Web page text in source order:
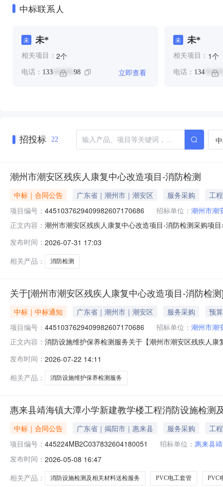
中标联系人
未 未*
相关项目： 2个
电话： 133 ****** 98 立即查看
未 未*
相关项目： 1个
电话： 134
招投标 22
潮州市潮安区残疾人康复中心改造项目-消防检测
中标｜合同公告 广东省｜潮州市｜潮安区 服务采购
工程
项目编号： 4451037629409982607170686 招标单位： 潮州市潮
正文内容： 潮州市潮安区残疾人康复中心改造项目-消防检测采购项
总金额：￥4,500.00元合同签订时间：2026年07月31日
发布时间： 2026-07-31 17:03
相关产品：
消防检测
关于[潮州市潮安区残疾人康复中心改造项目-消防检
中标｜中标通知 广东省｜潮州市｜潮安区 服务采购
预
项目编号： 4451037629409982607170686 招标单位： 潮州市潮
正文内容： 消防设施维护保养检测服务关于【潮州市潮安区残疾人
（属于非行政管理的中介服务项目采购）投资审批项目
发布时间： 2026-07-22 14:11
相关产品：
消防设施维护保养检测服务
惠来县靖海镇大潭小学新建教学楼工程消防设施检测
中标｜合同公告 广东省｜揭阳市｜惠来县 服务采购
工程
项目编号： 445224MB2C037832604180051 招标单位： 惠来县
发布时间： 2026-05-08 16:47
相关产品：
消防设施检测及相关材料送检服务 PVC电工套管 PVC